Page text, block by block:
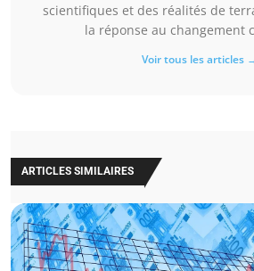
scientifiques et des réalités de
la réponse au changement
Voir tous les articles
ARTICLES SIMILAIRES